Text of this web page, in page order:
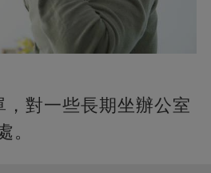
對一些長期坐辦公室
。